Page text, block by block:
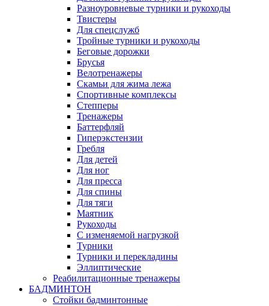
Разноуровневые турники и рукоходы
Твистеры
Для спецслужб
Тройные турники и рукоходы
Беговые дорожки
Брусья
Велотренажеры
Скамьи для жима лежа
Спортивные комплексы
Степперы
Тренажеры
Баттерфляй
Гиперэкстензии
Гребля
Для детей
Для ног
Для пресса
Для спины
Для тяги
Маятник
Рукоходы
С изменяемой нагрузкой
Турники
Турники и перекладины
Эллиптические
Реабилитационные тренажеры
БАДМИНТОН
Стойки бадминтонные